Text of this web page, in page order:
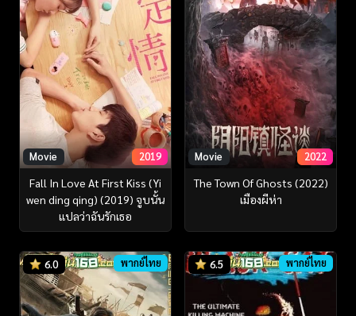
Movie 2019
Fall In Love At First Kiss (Yi
wen ding qing) (2019) จูบนั้น
แปลว่าฉันรักเธอ
Movie 2022
The Town Of Ghosts (2022)
เมืองผีห่า
6.0 พากย์ไทย 6.5 พากย์ไทย